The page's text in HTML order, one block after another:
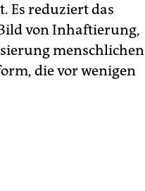
Es reduziert das
von Inhaftierung,
menschlichen
die vor wenigen